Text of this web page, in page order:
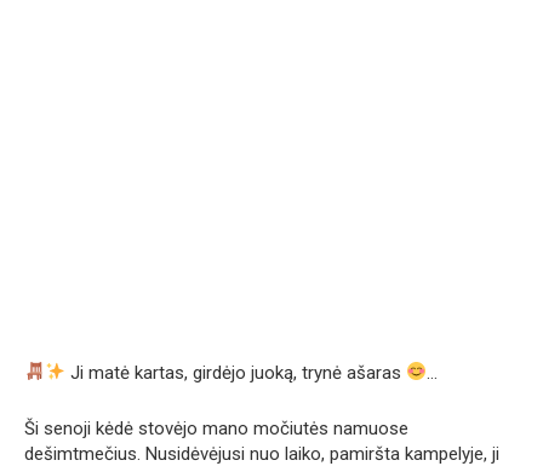
Ji matė kartas, girdėjo juoką, trynė ašaras …
Ši senoji kėdė stovėjo mano močiutės namuose
dešimtmečius. Nusidėvėjusi nuo laiko, pamiršta kampelyje, ji